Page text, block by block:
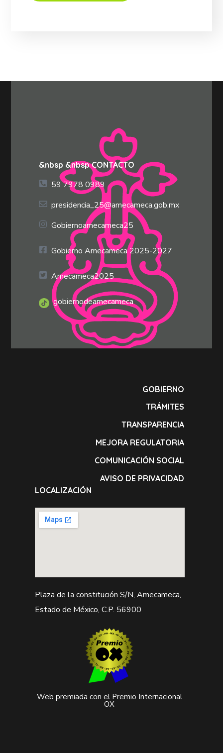
&nbsp &nbsp CONTACTO
59 7978 0989
presidencia_25@amecameca.gob.mx
Gobiernoamecameca25
Gobierno Amecameca 2025-2027
Amecameca2025
gobiernodeamecameca
GOBIERNO
TRÁMITES
TRANSPARENCIA
MEJORA REGULATORIA
COMUNICACIÓN SOCIAL
AVISO DE PRIVACIDAD
LOCALIZACIÓN
Plaza de la constitución S/N, Amecameca,
Estado de México, C.P. 56900
Web premiada con el Premio Internacional
OX